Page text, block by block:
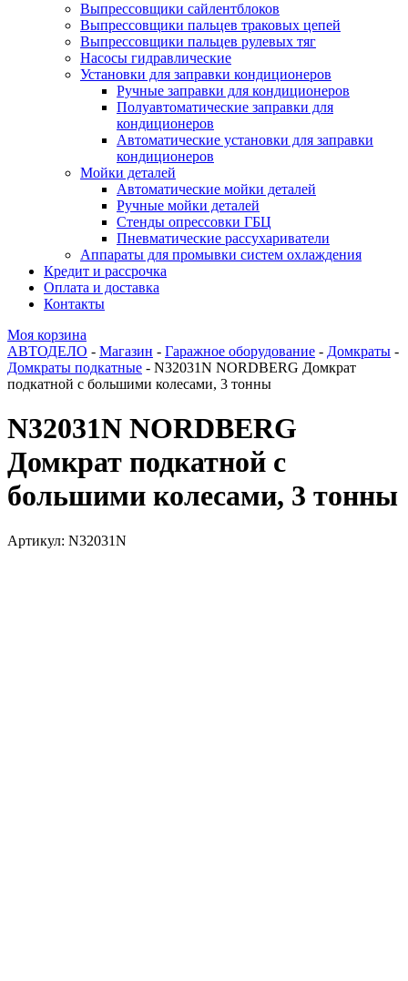
Выпрессовщики сайлентблоков
Выпрессовщики пальцев траковых цепей
Выпрессовщики пальцев рулевых тяг
Насосы гидравлические
Установки для заправки кондиционеров
Ручные заправки для кондиционеров
Полуавтоматические заправки для
кондиционеров
Автоматические установки для заправки
кондиционеров
Мойки деталей
Автоматические мойки деталей
Ручные мойки деталей
Стенды опрессовки ГБЦ
Пневматические рассухариватели
Аппараты для промывки систем охлаждения
Кредит и рассрочка
Оплата и доставка
Контакты
Моя корзина
АВТОДЕЛО - Магазин - Гаражное оборудование - Домкраты -
Домкраты подкатные - N32031N NORDBERG Домкрат
подкатной с большими колесами, 3 тонны
N32031N NORDBERG
Домкрат подкатной с
большими колесами, 3 тонны
Артикул: N32031N